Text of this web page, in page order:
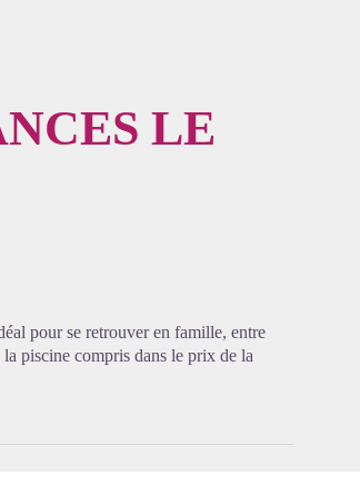
LE
pour se retrouver en famille, entre
piscine compris dans le prix de la